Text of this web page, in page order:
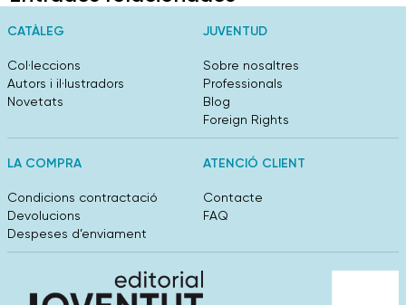
CATÀLEG
Col·leccions
Autors i il·lustradors
Novetats
JUVENTUD
Sobre nosaltres
Professionals
Blog
Foreign Rights
LA COMPRA
Condicions contractació
Devolucions
Despeses d’enviament
ATENCIÓ CLIENT
Contacte
FAQ